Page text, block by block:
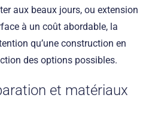
aux beaux jours, ou extension
à un coût abordable, la
qu’une construction en
des options possibles.
et matériaux